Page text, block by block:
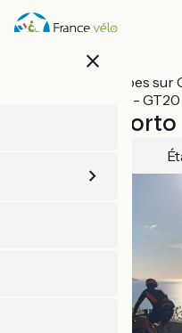
Aller
au
close
Toutes les étapes
la Corse à vélo - GT20
Galéria / Porto